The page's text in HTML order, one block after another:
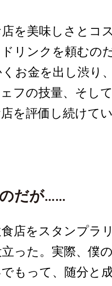
を美味しさとコ
リンクを頼むの
お金を出し渋り
フの技量、そし
を評価し続けて
だが……
店をスタンプラ
った。実際、僕
もって、随分と